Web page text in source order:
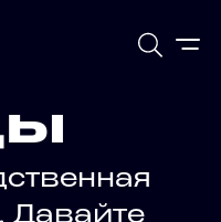
Давайте